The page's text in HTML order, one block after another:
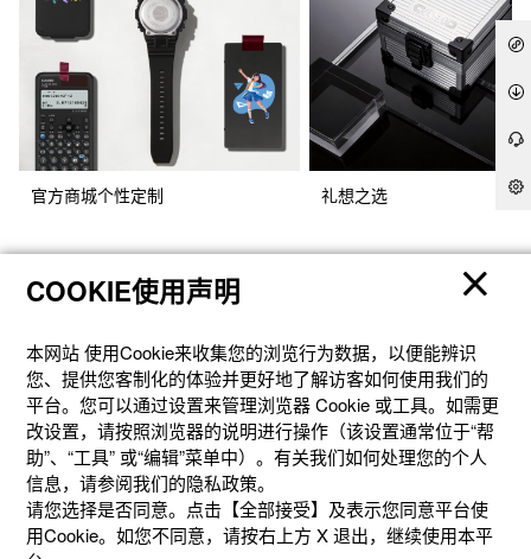
官方商城个性定制 礼想之选
产品
COOKIE使用声明
本网站 使⽤Cookie来收集您的浏览⾏为数据，以便能辨识
您、提供您客制化的体验并更好地了解访客如何使⽤我们的
平台。您可以通过设置来管理浏览器 Cookie 或⼯具。如需更
改设置，请按照浏览器的说明进⾏操作（该设置通常位于“帮
助”、“⼯具” 或“编辑”菜单中）。有关我们如何处理您的个⼈
信息，请参阅我们的隐私政策。
请您选择是否同意。点击【全部接受】及表示您同意平台使
用Cookie。如您不同意，请按右上⽅ X 退出，继续使⽤本平